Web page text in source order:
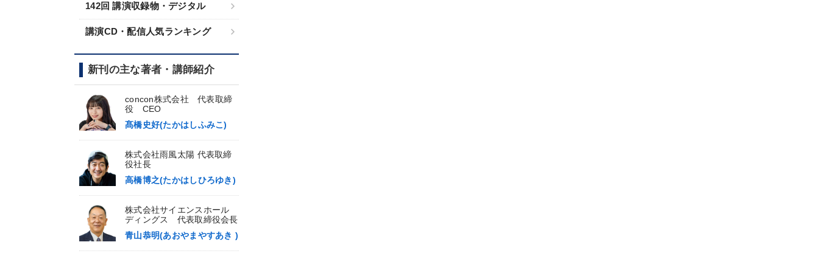
142回 講演収録物・デジタル
講演CD・配信人気ランキング
新刊の主な著者・講師紹介
concon株式会社 代表取締
役 CEO
髙橋史好(たかはしふみこ)
株式会社雨風太陽 代表取締
役社長
高橋博之(たかはしひろゆき)
株式会社サイエンスホール
ディングス 代表取締役会長
青山恭明(あおやまやすあき )